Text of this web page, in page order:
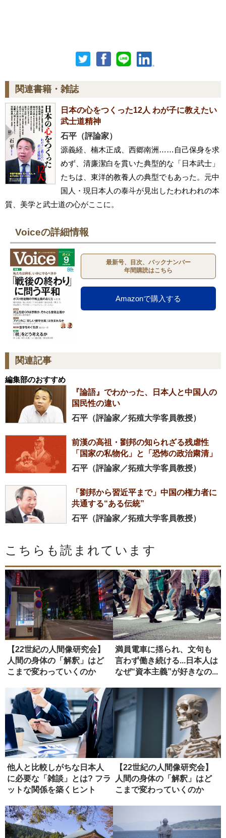
関連書籍・雑誌
日本の心をつくった12人 わが子に教えたい
武士道精神
石平（評論家）
源義経、楠木正成、西郷南洲……自己保身を求
めず、清廉潔白を貫いた典型的な「日本武士」
たちは、東洋的教養人の典型でもあった。元中
国人・現日本人の泰斗が見出したわれわれの本
質、美学と武士道の心がここに。
Voiceの詳細情報
最新号、目次、バックナンバー
年間購読はこちら
Amazonで購入する
関連記事
編集部のおすすめ
『論語』でわかった、日本人と中国人の
国民性の違い
石平（評論家／拓殖大学客員教授）
前漢の高祖・劉邦の知られざる残虐性
「国家の私物化」と「恐怖の政治粛清」
石平（評論家／拓殖大学客員教授）
「劉邦から習近平まで」中国の権力者に
共通する“ある伝統”
石平（評論家／拓殖大学客員教授）
こちらも読まれています
【22世紀の人間像研究会】
人間の身体の「解釈」はど
こまで変わっていくのか
満員電車に揺られ、文句も
言わず働き続ける...日本人は
なぜ“資本主義”が好きなの...
他人と比較しがちな日本人
に必要な「雑談」とは? フラ
ットな関係を築くヒント
【22世紀の人間像研究会】
人間の身体の「解釈」はど
こまで変わっていくのか